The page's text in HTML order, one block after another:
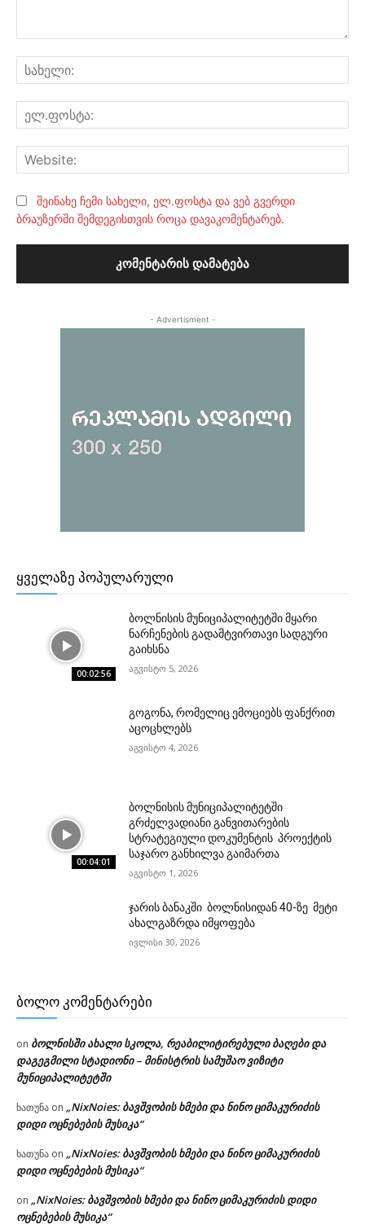
შეინახე ჩემი სახელი, ელ.ფოსტა და ვებ გვერდი
ბრაუზერში შემდეგისთვის როცა დავაკომენტარებ.
- Advertisment -
ᲧᲕᲔᲚᲐᲖᲔ ᲞᲝᲞᲣᲚᲐᲠᲣᲚᲘ
00:02:56
ბოლნისის მუნიციპალიტეტში მყარი
ნარჩენების გადამტვირთავი სადგური
გაიხსნა
აგვისტო 5, 2026
გოგონა, რომელიც ემოციებს ფანქრით
აცოცხლებს
აგვისტო 4, 2026
00:04:01
ბოლნისის მუნიციპალიტეტში
გრძელვადიანი განვითარების
სტრატეგიული დოკუმენტის პროექტის
საჯარო განხილვა გაიმართა
აგვისტო 1, 2026
ჯარის ბანაკში ბოლნისიდან 40-ზე მეტი
ახალგაზრდა იმყოფება
ივლისი 30, 2026
ᲑᲝᲚᲝ ᲙᲝᲛᲔᲜᲢᲐᲠᲔᲑᲘ
on ბოლნისში ახალი სკოლა, რეაბილიტირებული ბაღები და
დაგეგმილი სტადიონი – მინისტრის სამუშაო ვიზიტი
მუნიციპალიტეტში
ხათუნა on „NixNoies: ბავშვობის ხმები და ნინო ციმაკურიძის
დიდი ოცნებების მუსიკა“
ხათუნა on „NixNoies: ბავშვობის ხმები და ნინო ციმაკურიძის
დიდი ოცნებების მუსიკა“
on „NixNoies: ბავშვობის ხმები და ნინო ციმაკურიძის დიდი
ოცნებების მუსიკა“